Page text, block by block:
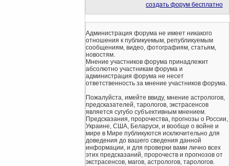
создать форум бесплатно
Администрация форума не имеет никакого
отношения к публикуемым, републикуемым
сообщениям, видео, фотографиям, статьям,
новостям.
Мнение участников форума принадлежит
абсолютно участникам форума и
администрация форума не несет
ответственность за мнение участников форума.
Пожалуйста, имейте ввиду, мнение астрологов,
предсказателей, тарологов, экстрасенсов
является сугубо субъективным мнением.
Предсказания, пророчества, прогнозы о России,
Украине, США, Беларуси, и вообще о войне и
мире в Мире публикуются исключительно для
доведения до вашего сведения данной
информации, и для проверки вами лично всех
этих предсказаний, пророчеств и прогнозов от
экстрасенсов, магов, астрологов, тарологов.